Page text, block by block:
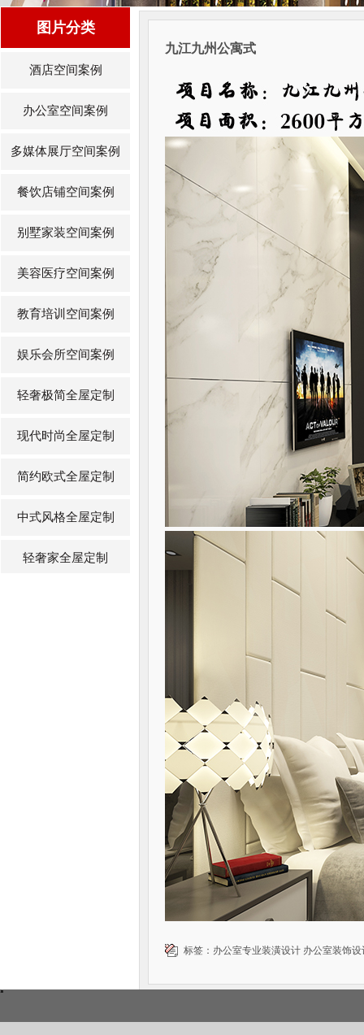
九江九州公寓式
标签： 办公室专业装潢设计 办公室装饰设
图片分类
酒店空间案例
办公室空间案例
多媒体展厅空间案例
餐饮店铺空间案例
别墅家装空间案例
美容医疗空间案例
教育培训空间案例
娱乐会所空间案例
轻奢极简全屋定制
现代时尚全屋定制
简约欧式全屋定制
中式风格全屋定制
轻奢家全屋定制